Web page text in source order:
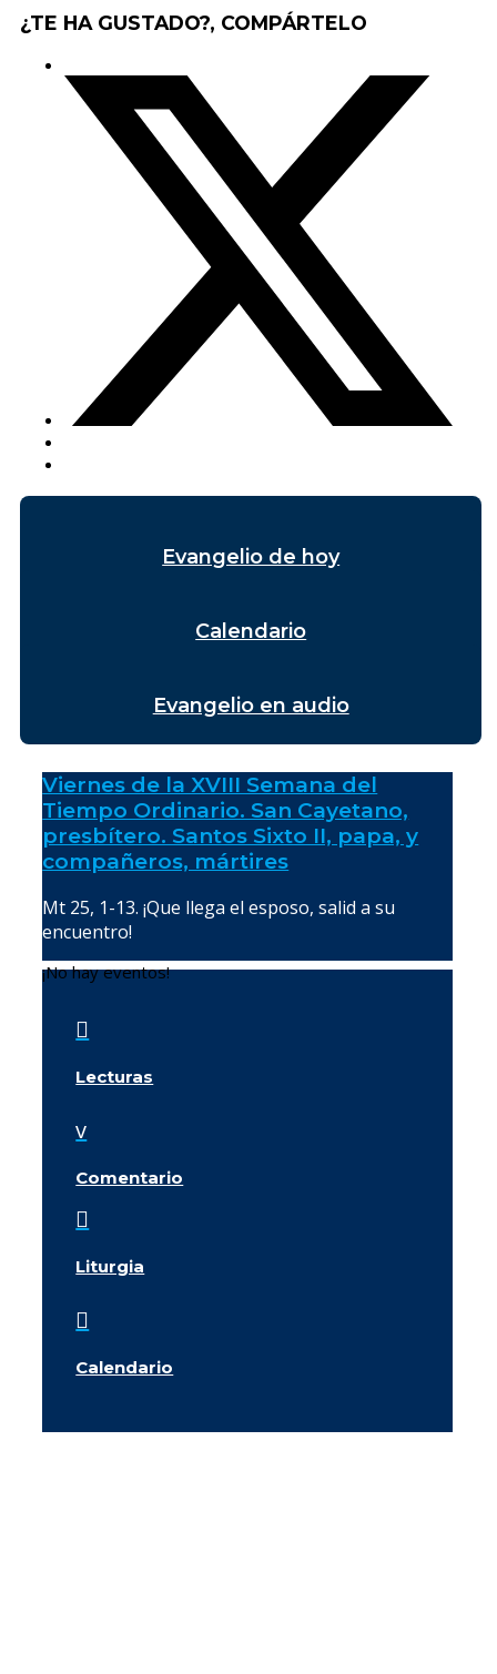
¿TE HA GUSTADO?, COMPÁRTELO
Evangelio de hoy
Calendario
Evangelio en audio
Viernes de la XVIII Semana del
Tiempo Ordinario. San Cayetano,
presbítero. Santos Sixto II, papa, y
compañeros, mártires
Mt 25, 1-13. ¡Que llega el esposo, salid a su
encuentro!
¡No hay eventos!

Lecturas
v
Comentario

Liturgia

Calendario